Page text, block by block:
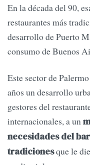
En la década del 90,
restaurantes más
desarrollo de Puerto
consumo de Buenos
Este sector de
años un desarrollo
gestores del
internacionales, a un
necesidades del
tradicionesque le